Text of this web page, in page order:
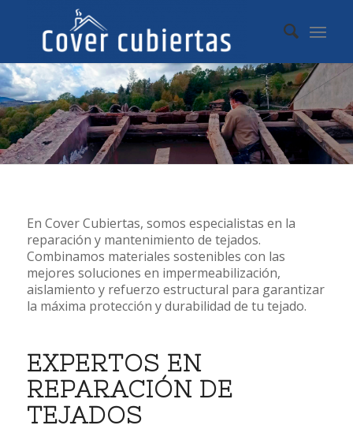
En Cover Cubiertas, somos especialistas en la
reparación y mantenimiento de tejados.
Combinamos materiales sostenibles con las
mejores soluciones en impermeabilización,
aislamiento y refuerzo estructural para garantizar
la máxima protección y durabilidad de tu tejado.
EXPERTOS EN
REPARACIÓN DE
TEJADOS